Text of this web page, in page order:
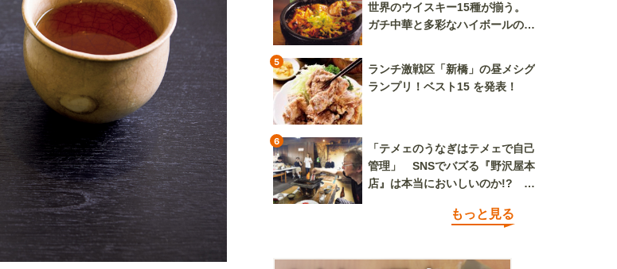
世界のウイスキー15種が揃う。
ガチ中華と多彩なハイボールの組
5
ランチ激戦区「新橋」の昼メシグ
ランプリ！ベスト15 を発表！
6
「テメェのうなぎはテメェで自己
管理」 SNSでバズる『野沢屋本
店』は本当においしいのか!? い
もっと見る